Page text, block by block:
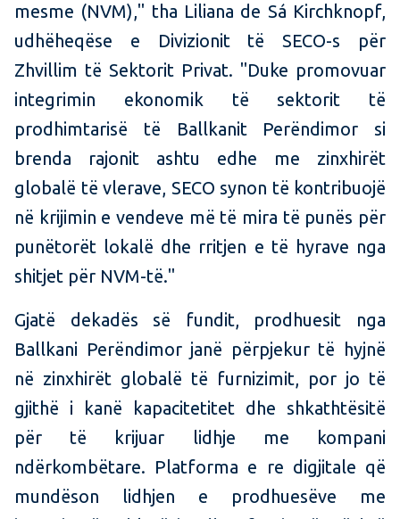
mesme (NVM)," tha Liliana de Sá Kirchknopf,
udhëheqëse e Divizionit të SECO-s për
Zhvillim të Sektorit Privat. "Duke promovuar
integrimin ekonomik të sektorit të
prodhimtarisë të Ballkanit Perëndimor si
brenda rajonit ashtu edhe me zinxhirët
globalë të vlerave, SECO synon të kontribuojë
në krijimin e vendeve më të mira të punës për
punëtorët lokalë dhe rritjen e të hyrave nga
shitjet për NVM-të."
Gjatë dekadës së fundit, prodhuesit nga
Ballkani Perëndimor janë përpjekur të hyjnë
në zinxhirët globalë të furnizimit, por jo të
gjithë i kanë kapacitetitet dhe shkathtësitë
për të krijuar lidhje me kompani
ndërkombëtare. Platforma e re digjitale që
mundëson lidhjen e prodhuesëve me